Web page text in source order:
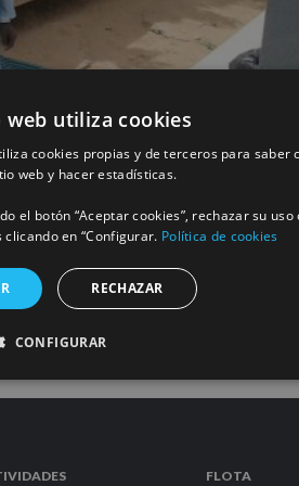
oftalmológica que la
MÁS
FLOTA
web utiliza cookies
cookies propias y de terceros para saber
web y hacer estadísticas.
el botón “Aceptar cookies”, rechazar su uso
clicando en “Configurar. Política de cookies
RECHAZAR
CONFIGURAR